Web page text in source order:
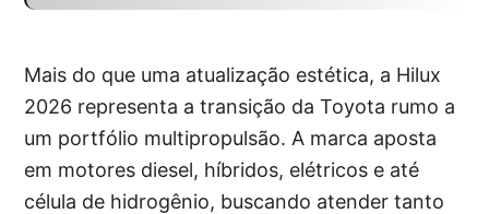
Mais do que uma atualização estética, a Hilux
2026 representa a transição da Toyota rumo a
um portfólio multipropulsão. A marca aposta
em motores diesel, híbridos, elétricos e até
célula de hidrogênio, buscando atender tanto